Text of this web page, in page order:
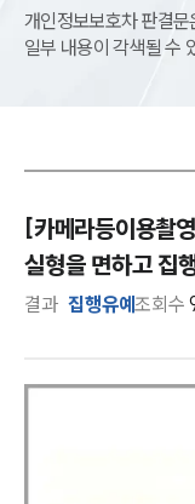
개인정보보호차 판결
일부 내용이 각색될 수
[카메라등이용촬
실형을 면하고 집
결과 집행유예조회수